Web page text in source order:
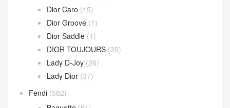
Dior Caro (15)
Dior Groove (1)
Dior Saddle (1)
DIOR TOUJOURS (30)
Lady D-Joy (26)
Lady Dior (37)
Fendi (582)